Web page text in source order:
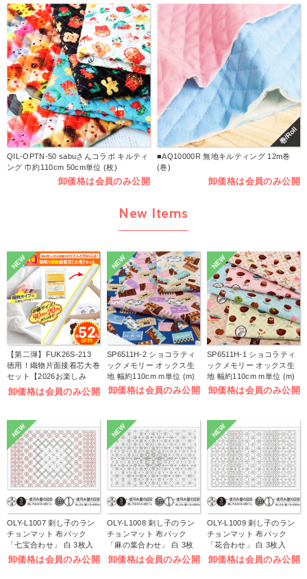
QIL-OPTN-50 sabuさんコラボ キルティ
ング 巾約110cm 50cm単位 (枚)
卸価格は会員のみ公開
巻/Roll
■AQ10000R 無地キルティング 12m巻
(巻)
卸価格は会員のみ公開
New Items
NEW
【第二弾】FUK26S-213
徳用！織物片面接着芯大巻
セット【2026お楽しみ
袋】(袋)
卸価格は会員のみ公開
NEW
SP6511H-2 ショコラティ
ックメモリー オックス生
地 幅約110cm m単位 (m)
卸価格は会員のみ公開
NEW
SP6511H-1 ショコラティ
ックメモリー オックス生
地 幅約110cm m単位 (m)
卸価格は会員のみ公開
NEW
OLY-L1007 刺し子のラン
チョンマット 布パック
「七宝合わせ」 白 3枚入
(袋)
卸価格は会員のみ公開
NEW
OLY-L1008 刺し子のラン
チョンマット 布パック
「麻の葉合わせ」 白 3枚
入 (袋)
卸価格は会員のみ公開
NEW
OLY-L1009 刺し子のラン
チョンマット 布パック
「花合わせ」 白 3枚入
(袋)
卸価格は会員のみ公開